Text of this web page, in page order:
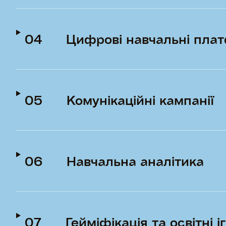
04 Цифрові навчальні
05 Комунікаційні кампанії
06 Навчальна аналітика
07 Гейміфікація та освітні